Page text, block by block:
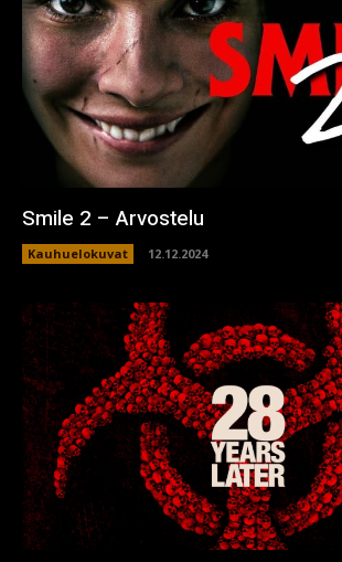
Smile 2 – Arvostelu
Kauhuelokuvat 12.12.2024